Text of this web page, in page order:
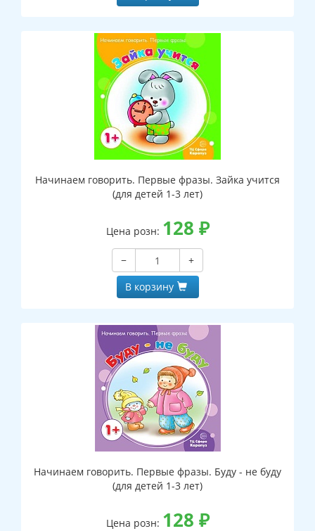
Начинаем говорить. Первые фразы. Зайка учится
(для детей 1-3 лет)
Цена розн: 128 ₽
−
+
В корзину
Начинаем говорить. Первые фразы. Буду - не буду
(для детей 1-3 лет)
Цена розн: 128 ₽